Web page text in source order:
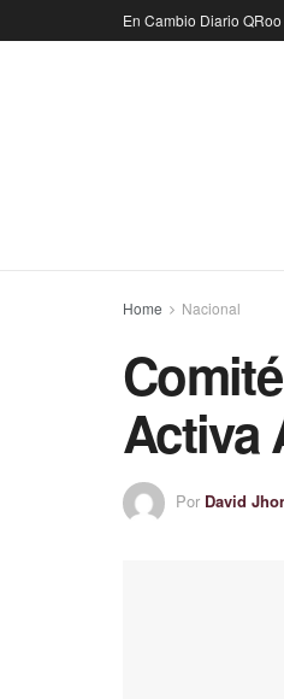
En Cambio Diario QRoo
Home Nacional
Activa
Por David